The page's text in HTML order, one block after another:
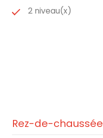
2 niveau(x)
Rez-de-chaussée